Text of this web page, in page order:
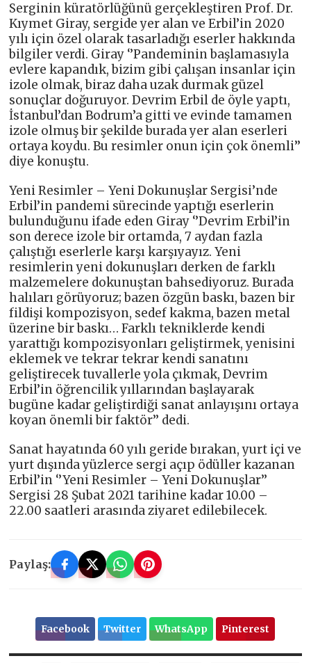
Serginin küratörlüğünü gerçekleştiren Prof. Dr.
Kıymet Giray, sergide yer alan ve Erbil’in 2020
yılı için özel olarak tasarladığı eserler hakkında
bilgiler verdi. Giray ‘’Pandeminin başlamasıyla
evlere kapandık, bizim gibi çalışan insanlar için
izole olmak, biraz daha uzak durmak güzel
sonuçlar doğuruyor. Devrim Erbil de öyle yaptı,
İstanbul’dan Bodrum’a gitti ve evinde tamamen
izole olmuş bir şekilde burada yer alan eserleri
ortaya koydu. Bu resimler onun için çok önemli’’
diye konuştu.
Yeni Resimler – Yeni Dokunuşlar Sergisi’nde
Erbil’in pandemi sürecinde yaptığı eserlerin
bulunduğunu ifade eden Giray ‘’Devrim Erbil’in
son derece izole bir ortamda, 7 aydan fazla
çalıştığı eserlerle karşı karşıyayız. Yeni
resimlerin yeni dokunuşları derken de farklı
malzemelere dokunuştan bahsediyoruz. Burada
halıları görüyoruz; bazen özgün baskı, bazen bir
fildişi kompozisyon, sedef kakma, bazen metal
üzerine bir baskı… Farklı tekniklerde kendi
yarattığı kompozisyonları geliştirmek, yenisini
eklemek ve tekrar tekrar kendi sanatını
geliştirecek tuvallerle yola çıkmak, Devrim
Erbil’in öğrencilik yıllarından başlayarak
bugüne kadar geliştirdiği sanat anlayışını ortaya
koyan önemli bir faktör’’ dedi.
Sanat hayatında 60 yılı geride bırakan, yurt içi ve
yurt dışında yüzlerce sergi açıp ödüller kazanan
Erbil’in ‘’Yeni Resimler – Yeni Dokunuşlar’’
Sergisi 28 Şubat 2021 tarihine kadar 10.00 –
22.00 saatleri arasında ziyaret edilebilecek.
Paylaş:
Facebook Twitter WhatsApp Pinterest